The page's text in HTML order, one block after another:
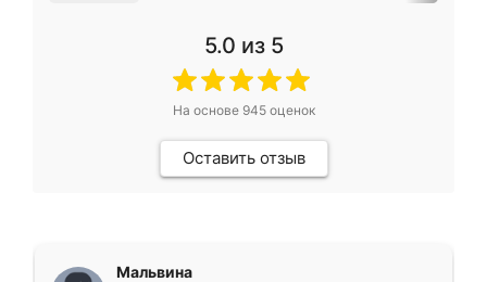
5.0 из 5
На основе 945оценок
Оставить отзыв
Мальвина